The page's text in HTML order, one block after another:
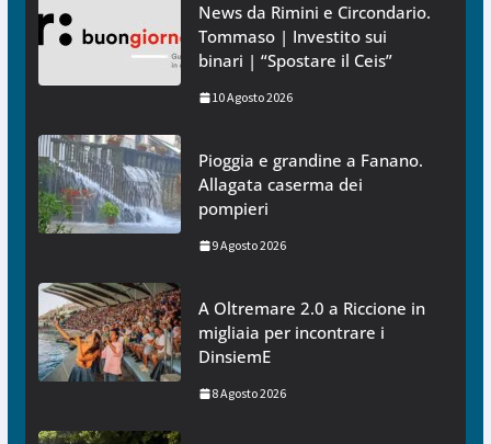
News da Rimini e Circondario.
Tommaso | Investito sui
binari | “Spostare il Ceis”
10 Agosto 2026
Pioggia e grandine a Fanano.
Allagata caserma dei
pompieri
9 Agosto 2026
A Oltremare 2.0 a Riccione in
migliaia per incontrare i
DinsiemE
8 Agosto 2026